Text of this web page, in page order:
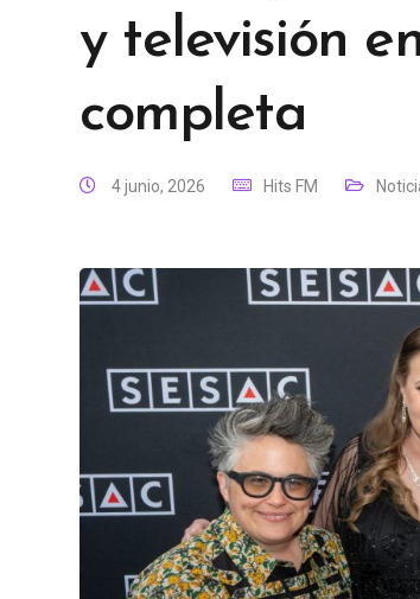
y televisión
completa
4 junio, 2026 Hits FM